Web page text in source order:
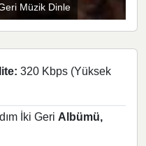
Müzik Dinle
320 Kbps (Yüksek
İki Geri Albümü,